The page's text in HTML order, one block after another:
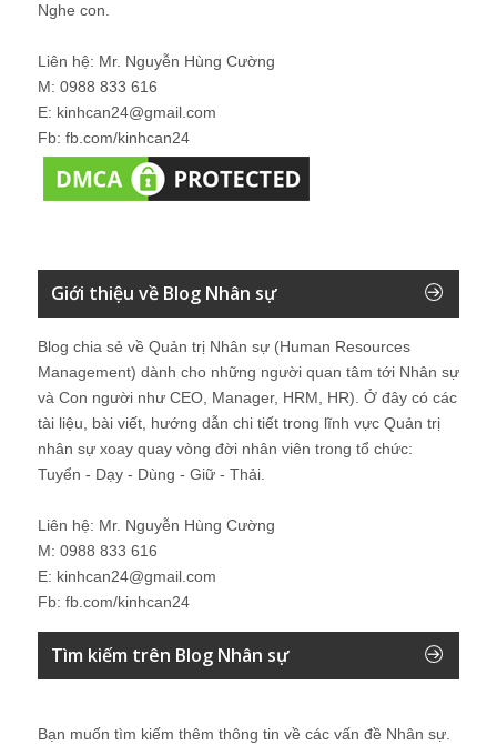
Nghe con.
Liên hệ: Mr. Nguyễn Hùng Cường
M: 0988 833 616
E: kinhcan24@gmail.com
Fb: fb.com/kinhcan24
Giới thiệu về Blog Nhân sự
Blog chia sẻ về Quản trị Nhân sự (Human Resources
Management) dành cho những người quan tâm tới Nhân sự
và Con người như CEO, Manager, HRM, HR). Ở đây có các
tài liệu, bài viết, hướng dẫn chi tiết trong lĩnh vực Quản trị
nhân sự xoay quay vòng đời nhân viên trong tổ chức:
Tuyển - Dạy - Dùng - Giữ - Thải.
Liên hệ: Mr. Nguyễn Hùng Cường
M: 0988 833 616
E: kinhcan24@gmail.com
Fb: fb.com/kinhcan24
Tìm kiếm trên Blog Nhân sự
Bạn muốn tìm kiếm thêm thông tin về các vấn đề Nhân sự.